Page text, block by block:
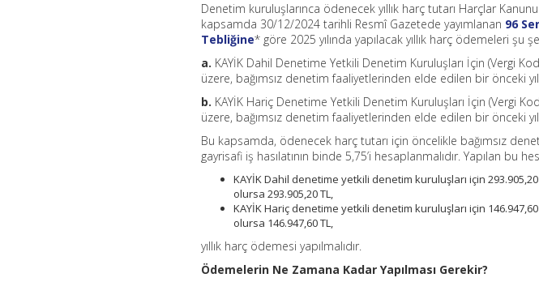
Denetim kuruluşlarınca ödenecek yıllık harç tutarı Harçlar
kapsamda 30/12/2024 tarihli Resmî Gazetede yayımlanan 96
Tebliğine* göre 2025 yılında yapılacak yıllık harç ödemeleri şu
a. KAYİK Dahil Denetime Yetkili Denetim Kuruluşları İçin (Vergi
üzere, bağımsız denetim faaliyetlerinden elde edilen bir önceki yıl
b. KAYİK Hariç Denetime Yetkili Denetim Kuruluşları İçin (Vergi
üzere, bağımsız denetim faaliyetlerinden elde edilen bir önceki yıl
Bu kapsamda, ödenecek harç tutarı için öncelikle bağımsız
gayrisafi iş hasılatının binde 5,75’i hesaplanmalıdır. Yapılan bu
KAYİK Dahil denetime yetkili denetim kuruluşları için
olursa 293.905,20 TL,
KAYİK Hariç denetime yetkili denetim kuruluşları için
olursa 146.947,60 TL,
yıllık harç ödemesi yapılmalıdır.
Ödemelerin Ne Zamana Kadar Yapılması Gerekir?